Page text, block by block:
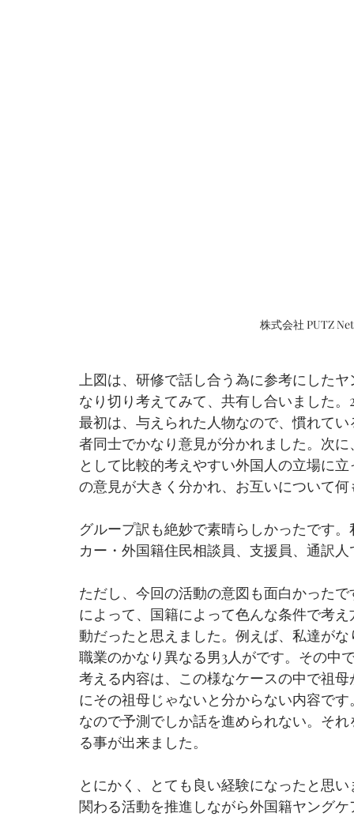
株式会社 PUTZ
上図は、研修で話し合う為に参考にした
なり切り考えてみて、共有し合いました
最初は、与えられた人物なので、慣れて
者同士でかなり意見が分かれました。次
として比較的考えやすい外国人の立場に
の意見が大きく分かれ、お互いについて
グループ訳も絶妙で素晴らしかったです
カー・外国籍住民相談員、支援員、通訳
ただし、今回の活動の意図も面白かった
によって、国籍によって色んな条件で考
動だったと思えました。例えば、私達が
職業のかなり異なる男3人がです。その中
考える内容は、この様なケースの中で祖
にその祖母じゃないと分からない内容で
なので予測でしか話を進められない。そ
る事が出来ました。
とにかく、とても良い経験になったと思
関わる活動を推進しながら外国籍ヤング